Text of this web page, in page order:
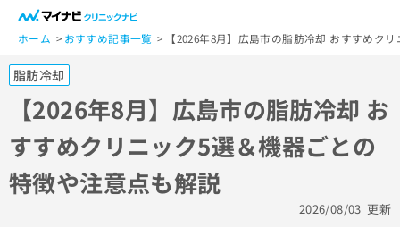
ホーム おすすめ記事一覧 【2026年8月】広島市の脂肪冷却 おすすめク
脂肪冷却
【2026年8月】広島市の脂肪冷却 お
すすめクリニック5選＆機器ごとの
特徴や注意点も解説
2026/08/03 更新
一
般
ー
ザ
ー
の
方
は
こ